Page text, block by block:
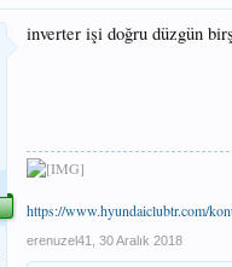
inverter işi doğru düzgün
https://www.hyundaiclubtr.com/
erenuzel41 30 Aralık 2018